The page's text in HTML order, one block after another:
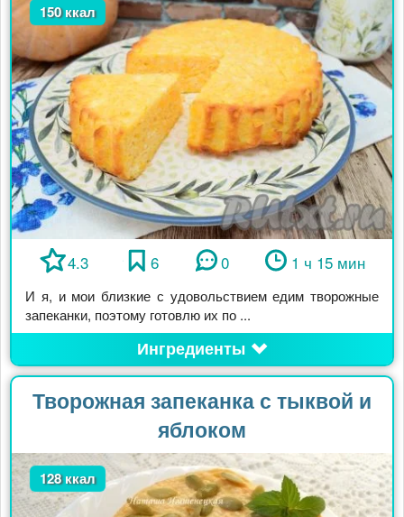
150 ккал
4.3 6 0 1 ч 15 мин
И я, и мои близкие с удовольствием едим творожные
запеканки, поэтому готовлю их по ...
Ингредиенты
Творожная запеканка с тыквой и
яблоком
128 ккал